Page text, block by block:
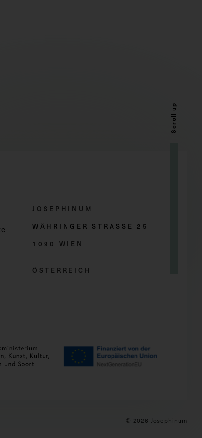
Scroll up
JOSEPHINUM
WÄHRINGER STRASSE 2 5
1090 WIEN
ÖSTERREICH
© 2026 Josephinum